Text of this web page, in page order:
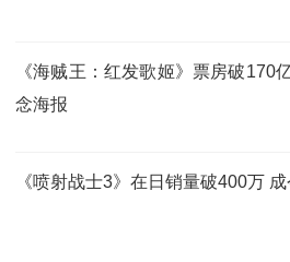
《海贼王：红发歌姬》票房破170
念海报
《喷射战士3》在日销量破400万